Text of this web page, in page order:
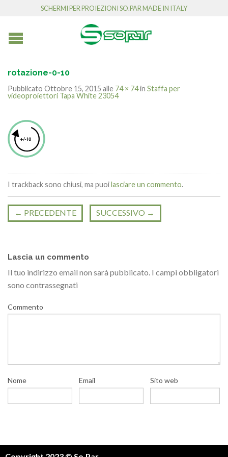
SCHERMI PER PROIEZIONI SO.PAR MADE IN ITALY
rotazione-0-10
Pubblicato Ottobre 15, 2015 alle 74 × 74in Staffa per
videoproiettori Tapa White 23054
I trackback sono chiusi, ma puoilasciare un commento.
← PRECEDENTE SUCCESSIVO →
Lascia un commento
Il tuo indirizzo email non sarà pubblicato. I campi obbligatori
sono contrassegnati
Commento
Nome Email Sito web